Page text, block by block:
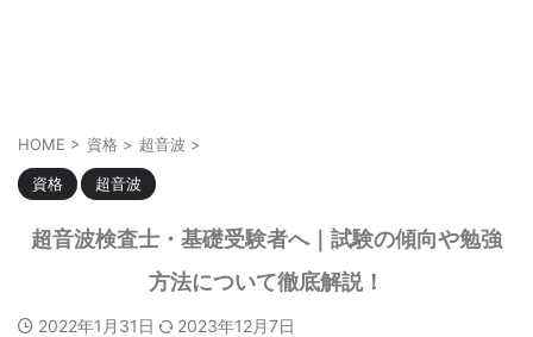
HOME > 資格 > 超音波 >
資格 超音波
超音波検査士・基礎受験者へ｜試験の傾向や勉強
方法について徹底解説！
2022年1月31日 2023年12月7日